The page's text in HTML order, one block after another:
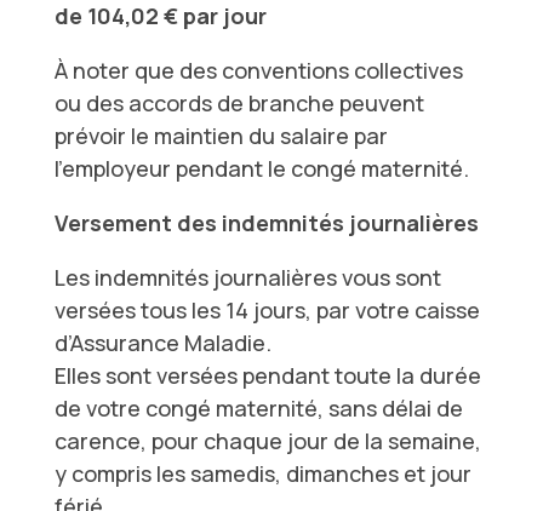
de 104,02 € par jour
À noter que des conventions collectives
ou des accords de branche peuvent
prévoir le maintien du salaire par
l’employeur pendant le congé maternité.
Versement des indemnités journalières
Les indemnités journalières vous sont
versées tous les 14 jours, par votre caisse
d’Assurance Maladie.
Elles sont versées pendant toute la durée
de votre congé maternité, sans délai de
carence, pour chaque jour de la semaine,
y compris les samedis, dimanches et jour